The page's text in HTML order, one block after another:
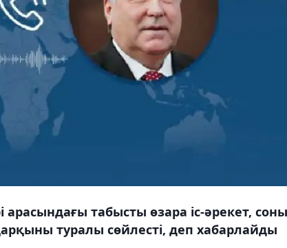
табысты өзара іс-әрекет,
туралы сөйлесті, деп хабарлайды